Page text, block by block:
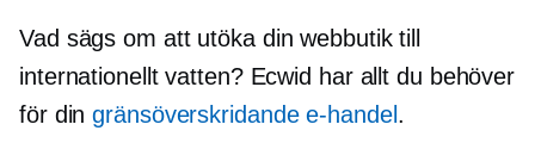
Vad sägs om att utöka din webbutik till
internationellt vatten? Ecwid har allt du behöver
för dingränsöverskridandee-handel .